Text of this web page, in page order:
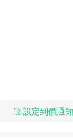
設定到價通知